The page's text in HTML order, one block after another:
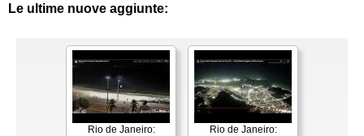
Le ultime nuove aggiunte:
Rio de Janeiro:
Rio de Janeiro: